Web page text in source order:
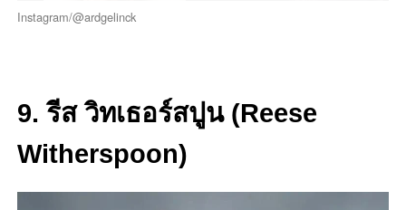
Instagram/@ardgelinck
9. รีส วิทเธอร์สปูน (Reese
Witherspoon)